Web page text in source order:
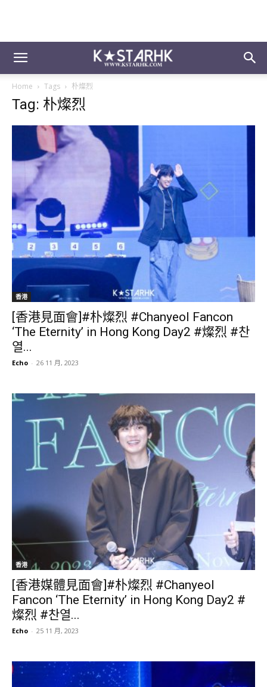
Home Tags 朴燦烈
Tag: 朴燦烈
香港
[香港見面會]#朴燦烈 #Chanyeol Fancon
‘The Eternity’ in Hong Kong Day2 #燦烈 #찬
열...
Echo - 26 11 月, 2023
香港
[香港媒體見面會]#朴燦烈 #Chanyeol
Fancon ‘The Eternity’ in Hong Kong Day2 #
燦烈 #찬열...
Echo - 25 11 月, 2023